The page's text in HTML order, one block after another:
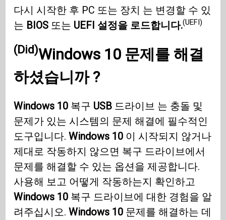
다시 시작한 후 PC 또는 장치 는 변경할 수 있
는 BIOS 또는 UEFI 설정을 로드합니다.(UEFI)
(Did)Windows 10 문제를 해결
하셨습니까?
Windows 10 복구 USB 드라이브 는 충돌 및
문제가 있는 시스템의 문제 해결에 필수적인
도구입니다.Windows 10 이 시작되지 않거나
제대로 작동하지 않으면 복구 드라이브에서
문제를 해결할 수 있는 옵션을 제공합니다.
사용해 보고 어떻게 작동하는지 확인하고
Windows 10 복구 드라이브에 대한 경험을 알
려주십시오.Windows 10 문제를 해결하는 데